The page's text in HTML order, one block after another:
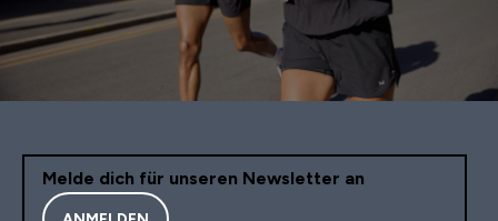
Melde dich für unseren Newsletter an